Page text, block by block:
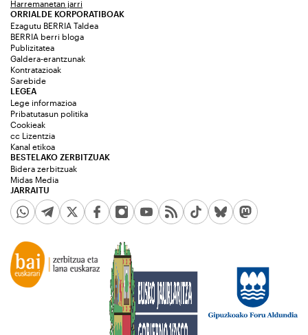
Harremanetan jarri
ORRIALDE KORPORATIBOAK
Ezagutu BERRIA Taldea
BERRIA berri bloga
Publizitatea
Galdera-erantzunak
Kontratazioak
Sarebide
JARRAITU
LEGEA
Lege informazioa
Pribatutasun politika
Cookieak
cc Lizentzia
Kanal etikoa
BESTELAKO ZERBITZUAK
Bidera zerbitzuak
Midas Media